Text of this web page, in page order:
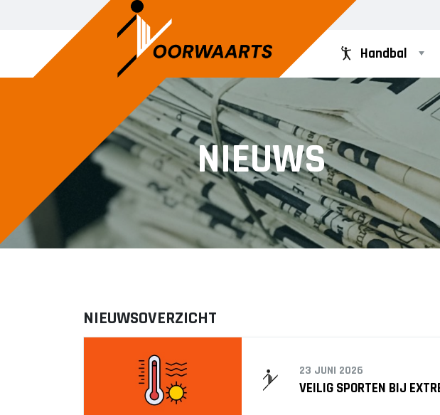
Handbal
DAMES
Dames 1
Dames 2
JEUGD
A1
A2
B1
C1
C2
NIEUWS
NIEUWSOVERZICHT
23 JUNI 2026
VEILIG SPORTEN BIJ